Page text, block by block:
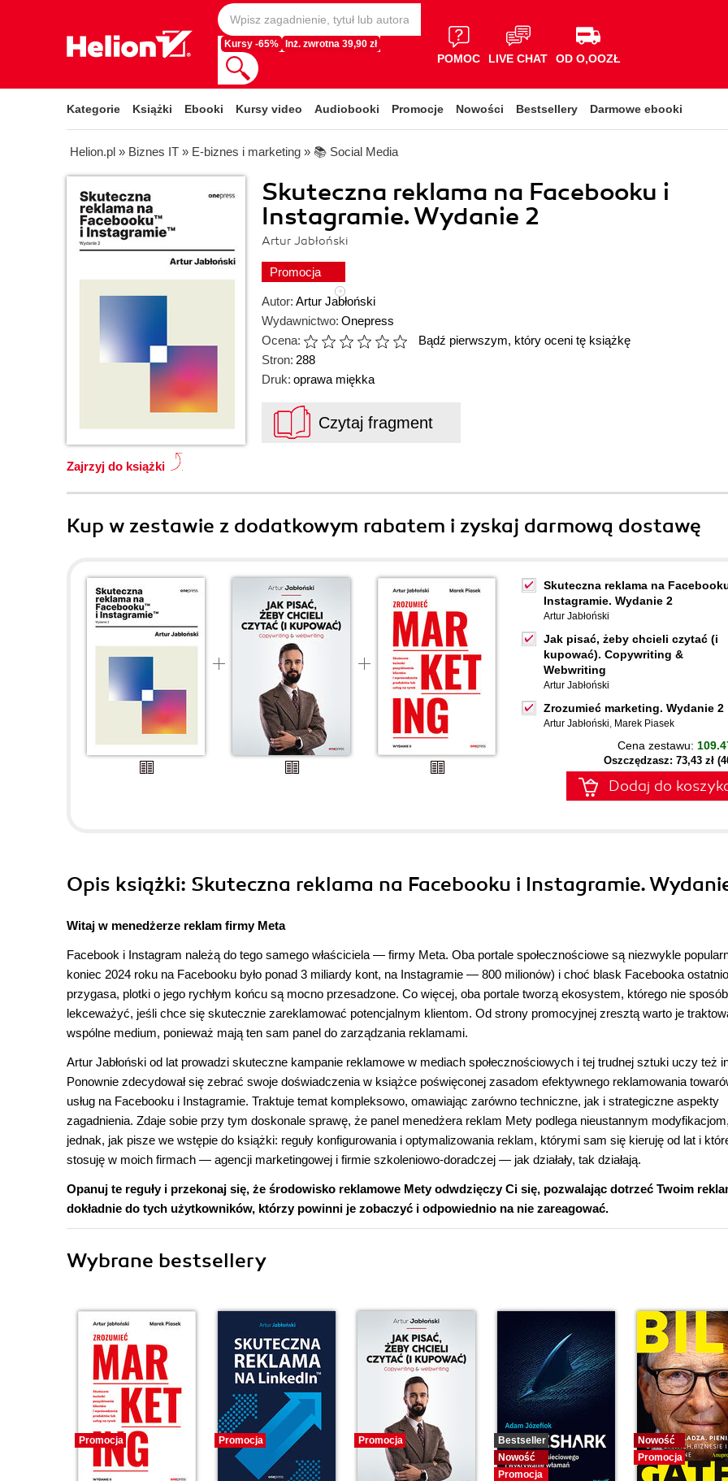
Kursy -65% Inż. zwrotna 39,90 zł
POMOC LIVE CHAT OD O,OOZŁ
Kategorie Książki Ebooki Kursy video Audiobooki Promocje Nowości Bestsellery Darmowe ebooki
Helion.pl » Biznes IT » E-biznes i marketing » 📚 Social Media
Skuteczna reklama na Facebooku i
Instagramie. Wydanie 2
Artur Jabłoński
Promocja
Zajrzyj do książki
Autor: Artur Jabłoński
Wydawnictwo: Onepress
Ocena:
Bądź pierwszym, który oceni tę książkę
Stron: 288
Druk: oprawa miękka
Czytaj fragment
Kup w zestawie z dodatkowym rabatem i zyskaj darmową dostawę
Skuteczna reklama na
Instagramie. Wydanie 2
Artur Jabłoński
Jak pisać, żeby chcieli czytać (i
kupować). Copywriting &
Webwriting
Artur Jabłoński
Zrozumieć marketing. Wydanie 2
Artur Jabłoński, Marek Piasek
Cena zestawu:
Oszczędzasz: 73,43 zł
Dodaj do
Opis książki: Skuteczna reklama na Facebooku i Instagramie.
Witaj w menedżerze reklam firmy Meta
Facebook i Instagram należą do tego samego właściciela ― firmy Meta. Oba portale społecznościowe są niezwykle
koniec 2024 roku na Facebooku było ponad 3 miliardy kont, na Instagramie ― 800 milionów) i choć blask Facebooka
przygasa, plotki o jego rychłym końcu są mocno przesadzone. Co więcej, oba portale tworzą ekosystem, którego nie sposób
lekceważyć, jeśli chce się skutecznie zareklamować potencjalnym klientom. Od strony promocyjnej zresztą warto je
wspólne medium, ponieważ mają ten sam panel do zarządzania reklamami.
Artur Jabłoński od lat prowadzi skuteczne kampanie reklamowe w mediach społecznościowych i tej trudnej sztuki uczy też
Ponownie zdecydował się zebrać swoje doświadczenia w książce poświęconej zasadom efektywnego reklamowania
usług na Facebooku i Instagramie. Traktuje temat kompleksowo, omawiając zarówno techniczne, jak i strategiczne aspekty
zagadnienia. Zdaje sobie przy tym doskonale sprawę, że panel menedżera reklam Mety podlega nieustannym modyfikacjom,
jednak, jak pisze we wstępie do książki: reguły konfigurowania i optymalizowania reklam, którymi sam się kieruję od lat i
stosuję w moich firmach ― agencji marketingowej i firmie szkoleniowo-doradczej ― jak działały, tak działają.
Opanuj te reguły i przekonaj się, że środowisko reklamowe Mety odwdzięczy Ci się, pozwalając dotrzeć Twoim
dokładnie do tych użytkowników, którzy powinni je zobaczyć i odpowiednio na nie zareagować.
Wybrane bestsellery
Promocja Promocja Promocja
Bestseller
Nowość
Promocja
Nowość
Promocja